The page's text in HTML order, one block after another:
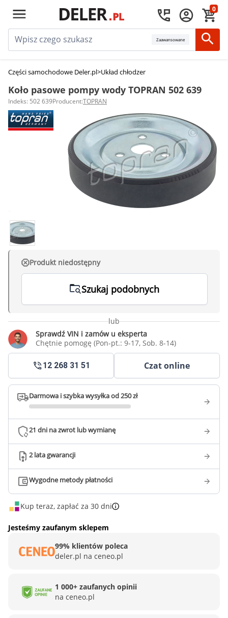
0
Zaawansowane
Części samochodowe Deler.pl>Układ chłodzenia silnika
Koło pasowe pompy wody TOPRAN 502 639
Indeks: 502 639Producent:TOPRAN
Produkt niedostępny
Szukaj podobnych
lub
Sprawdź VIN i zamów u eksperta
Chętnie pomogę (Pon-pt.: 9-17, Sob. 8-14)
12 268 31 51 Czat online
Darmowa i szybka wysyłka od 250 zł
21 dni na zwrot lub wymianę
2 lata gwarancji
Wygodne metody płatności
Kup teraz, zapłać za 30 dni
Jesteśmy zaufanym sklepem
99% klientów poleca
deler.pl na ceneo.pl
1 000+ zaufanych opinii
na ceneo.pl